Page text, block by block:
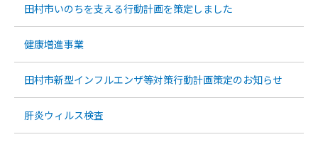
田村市いのちを支える行動計画を策定しました
健康増進事業
田村市新型インフルエンザ等対策行動計画策定のお知らせ
肝炎ウィルス検査